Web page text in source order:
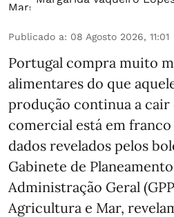
Publicado a: 08 Agosto 2026, 11:01
Portugal compra muito
alimentares do que
produção continua a cair
comercial está em
dados revelados pelos
Gabinete de
Administração Geral
Agricultura e Mar,